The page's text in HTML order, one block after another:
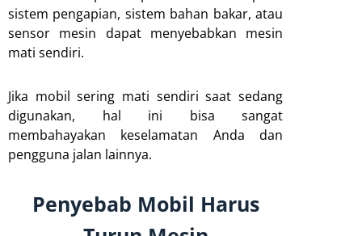
sistem pengapian, sistem bahan bakar, atau
sensor mesin dapat menyebabkan mesin
mati sendiri.
Jika mobil sering mati sendiri saat sedang
digunakan, hal ini bisa sangat
membahayakan keselamatan Anda dan
pengguna jalan lainnya.
Penyebab Mobil Harus